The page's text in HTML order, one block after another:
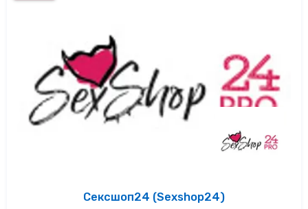
Сексшоп24 (Sexshop24)